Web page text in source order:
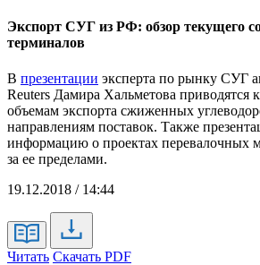
Экспорт СУГ из РФ: обзор текущего
терминалов
В презентации эксперта по рынку СУГ
Reuters Дамира Хальметова приводятся
объемам экспорта сжиженных
направлениям поставок. Также
информацию о проектах перевалочных
за ее пределами.
19.12.2018 / 14:44
Читать Скачать PDF